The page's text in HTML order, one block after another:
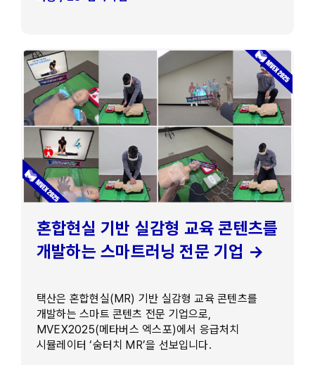
혼합현실 기반 실감형 교육 콘텐츠를
개발하는 스마트러닝 전문 기업 →
택산은 혼합현실(MR) 기반 실감형 교육 콘텐츠를
개발하는 스마트 콘텐츠 전문 기업으로,
MVEX2025(메타버스 엑스포)에서 응급처치
시뮬레이터 ‘숨터치 MR’을 선보입니다.